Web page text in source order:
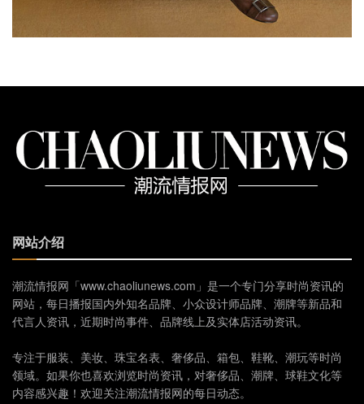
网站介绍
潮流情报网「www.chaoliunews.com」是一个专门分享时尚资讯的
网站，每日播报国内外知名品牌、小众设计师品牌、潮牌等新品和
代言人资讯，近期时尚事件、品牌线上及实体店活动资讯。
专注于服装、美妆、珠宝名表、奢侈品、箱包、鞋靴、潮玩等时尚
领域。如果你也喜欢浏览时尚资讯，对奢侈品、潮牌、球鞋文化等
内容感兴趣！欢迎关注潮流情报网的每日动态。